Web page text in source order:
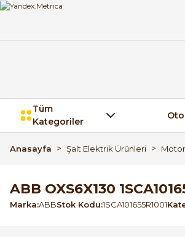
Tüm
Kategoriler
Anasayfa Şalt Elektrik Ürünleri
ABB OXS6X130
Marka ABBStok Kodu 1SCA101655R1001